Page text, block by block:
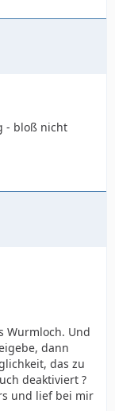
- bloß nicht
Wurmloch. Und
dann
das zu
deaktiviert ?
und lief bei mir